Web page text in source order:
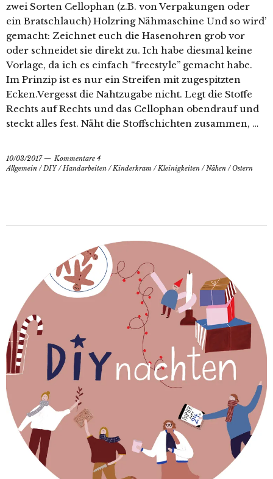
zwei Sorten Cellophan (z.B. von Verpakungen oder
ein Bratschlauch) Holzring Nähmaschine Und so wird’
gemacht: Zeichnet euch die Hasenohren grob vor
oder schneidet sie direkt zu. Ich habe diesmal keine
Vorlage, da ich es einfach “freestyle” gemacht habe.
Im Prinzip ist es nur ein Streifen mit zugespitzten
Ecken.Vergesst die Nahtzugabe nicht. Legt die Stoffe
Rechts auf Rechts und das Cellophan obendrauf und
steckt alles fest. Näht die Stoffschichten zusammen, …
10/03/2017
Kommentare 4
Allgemein /DIY/Handarbeiten /Kinderkram /Kleinigkeiten /Nähen /Ostern